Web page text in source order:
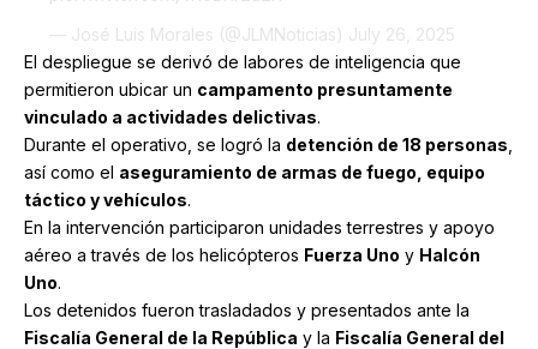
— José Luis Morales (@JLMNoticias) July 26, 2025
El despliegue se derivó de labores de inteligencia que
permitieron ubicar un campamento presuntamente
vinculado a actividades delictivas.
Durante el operativo, se logró la detención de 18 personas
así como el aseguramiento de armas de fuego, equipo
táctico y vehículos.
En la intervención participaron unidades terrestres y apoyo
aéreo a través de los helicópteros Fuerza Uno y Halcón
Uno.
Los detenidos fueron trasladados y presentados ante la
Fiscalía General de la República y la Fiscalía General del